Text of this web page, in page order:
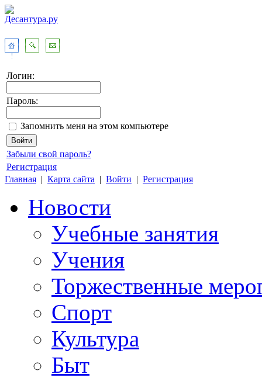
Логин:
Пароль:
Запомнить меня на этом компьютере
Забыли свой пароль?
Регистрация
Главная | Карта сайта | Войти | Регистрация
Новости
Учебные занятия
Учения
Торжественные
Спорт
Культура
Быт